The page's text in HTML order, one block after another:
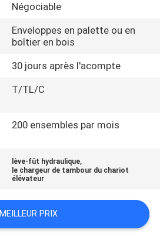
Négociable
Enveloppes en palette ou en
boîtier en bois
30 jours après l'acompte
T/TL/C
200 ensembles par mois
lève-fût hydraulique,
le chargeur de tambour du chariot
élévateur
MEILLEUR PRIX